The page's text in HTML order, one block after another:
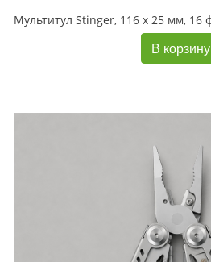
В корзину